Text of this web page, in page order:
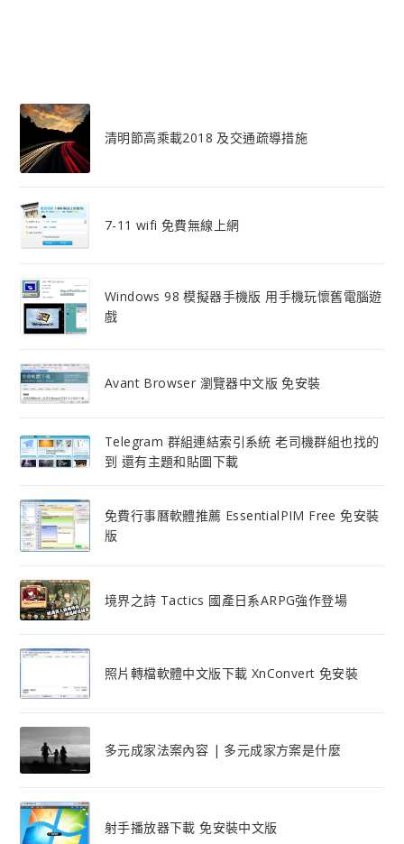
清明節高乘載2018 及交通疏導措施
7-11 wifi 免費無線上網
Windows 98 模擬器手機版 用手機玩懷舊電腦遊
戲
Avant Browser 瀏覽器中文版 免安裝
Telegram 群組連結索引系統 老司機群組也找的
到 還有主題和貼圖下載
免費行事曆軟體推薦 EssentialPIM Free 免安裝
版
境界之詩 Tactics 國產日系ARPG強作登場
照片轉檔軟體中文版下載 XnConvert 免安裝
多元成家法案內容 | 多元成家方案是什麼
射手播放器下載 免安裝中文版